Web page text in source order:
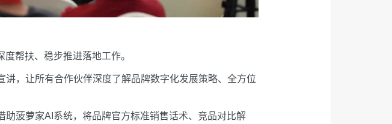
帮扶、稳步推进落地工作。
，让所有合作伙伴深度了解品牌数字化发展策略、全方位
菠萝家AI系统，将品牌官方标准销售话术、竞品对比解